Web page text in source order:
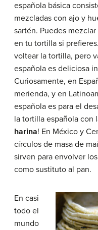
española básica
mezcladas con ajo y
sartén. Puedes
en tu tortilla si
voltear la tortilla, pero
española es deliciosa
Curiosamente, en
merienda, y en
española es para el
la tortilla española con
harina! En México y
círculos de masa de
sirven para envolver
como sustituto al pan.
En casi
todo el
mundo